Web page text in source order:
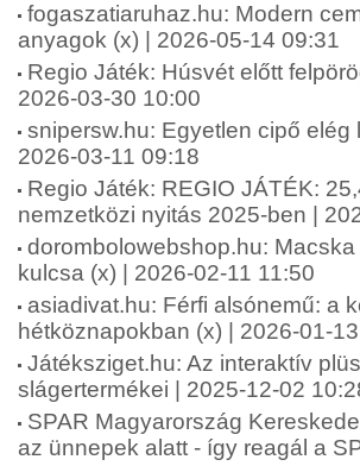
fogaszatiaruhaz.hu: Modern
anyagok (x) | 2026-05-14 09:31
Regio Játék: Húsvét előtt
2026-03-30 10:00
snipersw.hu: Egyetlen cipő
2026-03-11 09:18
Regio Játék: REGIO JÁTÉK:
nemzetközi nyitás 2025-ben |
dorombolowebshop.hu:
kulcsa (x) | 2026-02-11 11:50
asiadivat.hu: Férfi alsónemű: a
hétköznapokban (x) | 2026-01-
Játéksziget.hu: Az interaktív
slágertermékei | 2025-12-02
SPAR Magyarország
az ünnepek alatt - így reagál a